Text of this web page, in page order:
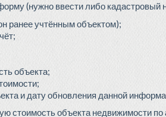
(нужно ввести либо
ранее учтённым объектом);
объекта;
и дату обновления данной
стоимость объекта недвижимости